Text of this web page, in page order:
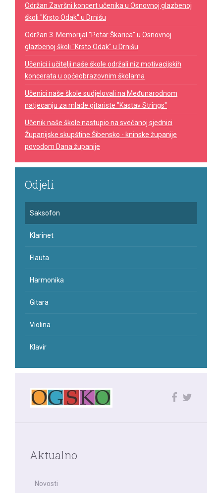
Održan Završni koncert učenika u Osnovnoj glazbenoj
školi "Krsto Odak" u Drnišu
Održan 3. Memorijal "Petar Škarica" u Osnovnoj
glazbenoj školi "Krsto Odak" u Drnišu
Učenici i učitelji naše škole održali niz motivacijskih
koncerata u općeobrazovnim školama
Učenici naše škole sudjelovali na Međunarodnom
natjecanju za mlade gitariste "Kastav Strings"
Učenik naše škole nastupio na svečanoj sjednici
Županijske skupštine Šibensko - kninske županije
povodom Dana županije
Odjeli
Saksofon
Klarinet
Flauta
Harmonika
Gitara
Violina
Klavir
Aktualno
Novosti